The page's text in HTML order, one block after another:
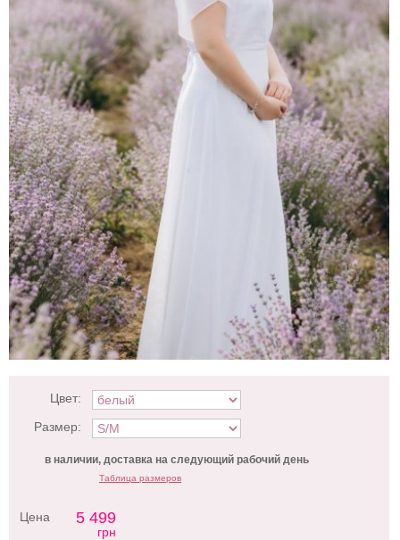
Цвет:
Размер:
в наличии, доставка на следующий рабочий день
Таблица размеров
Цена 5 499
грн